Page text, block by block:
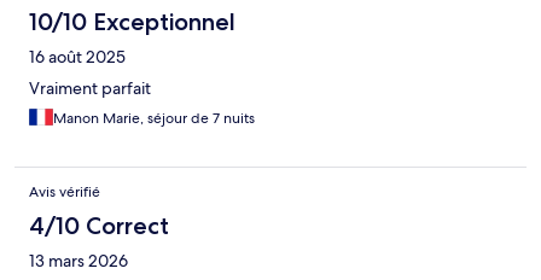
10/10 Exceptionnel
16 août 2025
Vraiment parfait
Manon Marie, séjour de 7 nuits
Avis vérifié
4/10 Correct
13 mars 2026